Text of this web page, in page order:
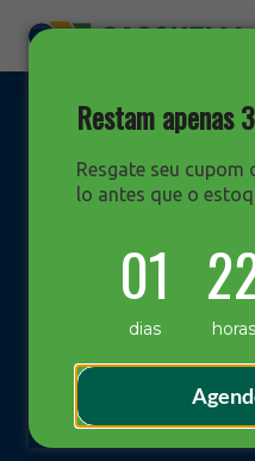
Restam apenas
Resgate seu
lo antes que o
01
dias horas
Blog